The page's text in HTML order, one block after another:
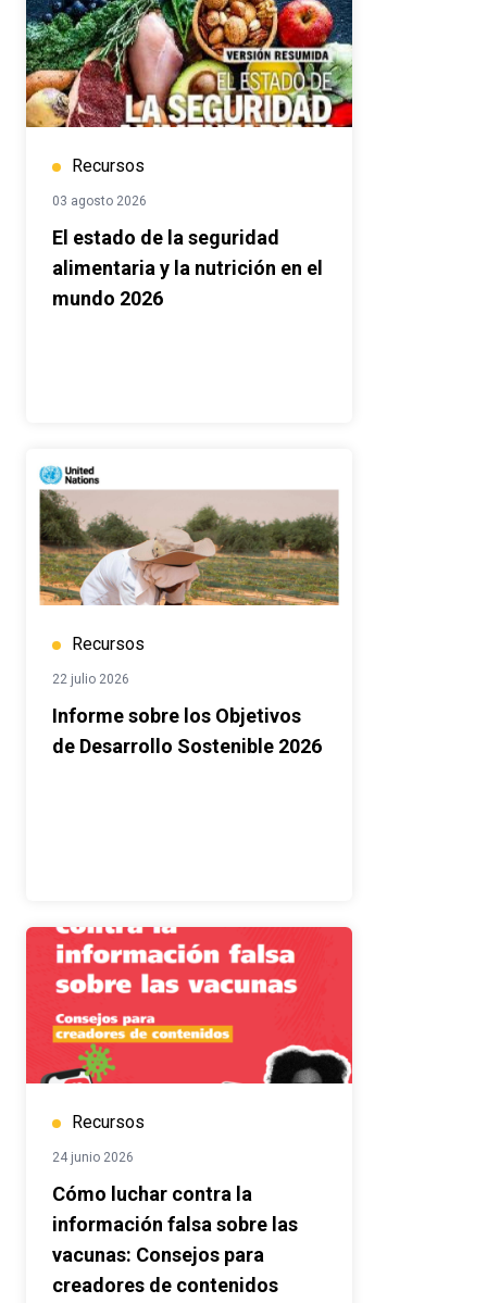
Recursos
03 agosto 2026
El estado de la seguridad
alimentaria y la nutrición en el
mundo 2026
Recursos
22 julio 2026
Informe sobre los Objetivos
de Desarrollo Sostenible 2026
Recursos
24 junio 2026
Cómo luchar contra la
información falsa sobre las
vacunas: Consejos para
creadores de contenidos